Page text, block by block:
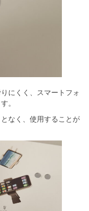
にくく、スマートフォ
。
なく、使用することが